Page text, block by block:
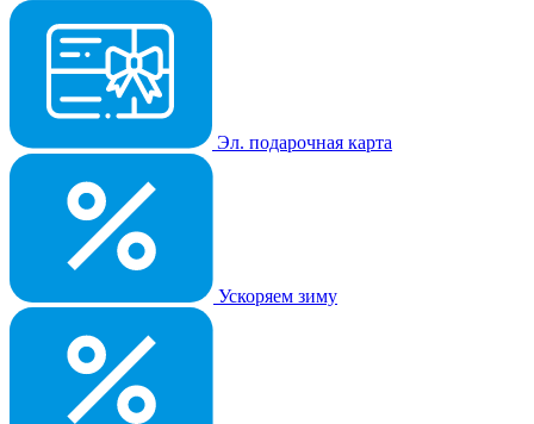
Эл. подарочная карта
Ускоряем зиму